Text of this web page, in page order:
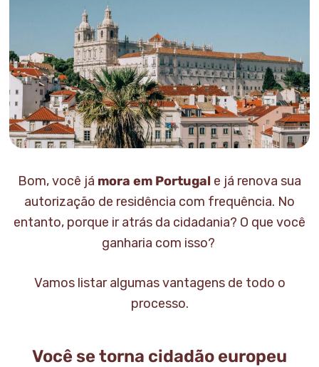
Bom, você já mora em Portugal e já renova sua
autorização de residência com frequência. No
entanto, porque ir atrás da cidadania? O que você
ganharia com isso?
Vamos listar algumas vantagens de todo o
processo.
Você se torna cidadão europeu